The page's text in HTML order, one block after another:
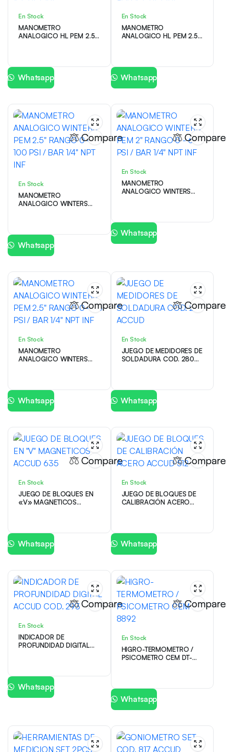
En Stock
MANOMETRO
ANALOGICO HL PEM 2.5″
Whatsapp
En Stock
MANOMETRO
ANALOGICO HL PEM 2.5″
Whatsapp
Compare
En Stock
MANOMETRO
ANALOGICO WINTERS
Whatsapp
Compare
En Stock
MANOMETRO
ANALOGICO WINTERS
Whatsapp
Compare
En Stock
MANOMETRO
ANALOGICO WINTERS
Whatsapp
Compare
En Stock
JUEGO DE MEDIDORES DE
SOLDADURA COD. 280
Whatsapp
Compare
En Stock
JUEGO DE BLOQUES EN
«V» MAGNETICOS
Whatsapp
Compare
En Stock
JUEGO DE BLOQUES DE
CALIBRACIÓN ACERO
Whatsapp
Compare
En Stock
INDICADOR DE
PROFUNDIDAD DIGITAL
Whatsapp
Compare
En Stock
HIGRO-TERMOMETRO /
PSICOMETRO CEM DT-
Whatsapp